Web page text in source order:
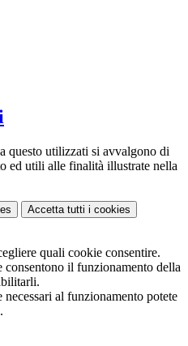
questo utilizzati si avvalgono di
ed utili alle finalità illustrate nella
Accetta tutti i cookies
quali cookie consentire.
consentono il funzionamento della
al funzionamento potete
.